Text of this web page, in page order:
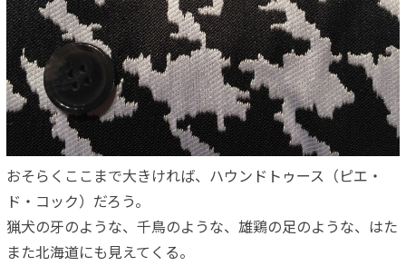
おそらくここまで大きければ、ハウンドトゥース（ピエ・
ド・コック）だろう。
猟犬の牙のような、千鳥のような、雄鶏の足のような、はた
また北海道にも見えてくる。